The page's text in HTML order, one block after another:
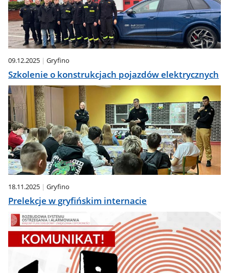
09.12.2025 Gryfino
Szkolenie o konstrukcjach pojazdów elektrycznych
18.11.2025 Gryfino
Prelekcje w gryfińskim internacie